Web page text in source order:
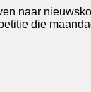
naar
die